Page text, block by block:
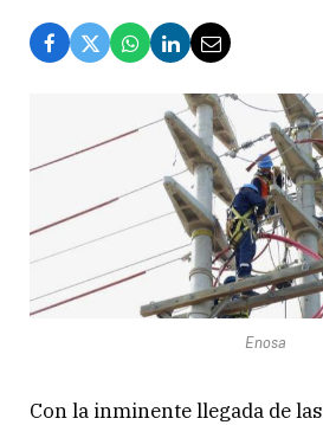
Enosa
Con la inminente llegada de las